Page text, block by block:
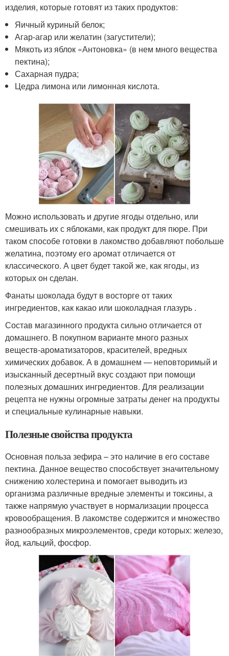
изделия, которые готовят из таких продуктов:
Яичный куриный белок;
Агар-агар или желатин (загустители);
Мякоть из яблок «Антоновка» (в нем много вещества
пектина);
Сахарная пудра;
Цедра лимона или лимонная кислота.
Можно использовать и другие ягоды отдельно, или
смешивать их с яблоками, как продукт для пюре. При
таком способе готовки в лакомство добавляют побольше
желатина, поэтому его аромат отличается от
классического. А цвет будет такой же, как ягоды, из
которых он сделан.
Фанаты шоколада будут в восторге от таких
ингредиентов, как какао или шоколадная глазурь .
Состав магазинного продукта сильно отличается от
домашнего. В покупном варианте много разных
веществ-ароматизаторов, красителей, вредных
химических добавок. А в домашнем — неповторимый и
изысканный десертный вкус создают при помощи
полезных домашних ингредиентов. Для реализации
рецепта не нужны огромные затраты денег на продукты
и специальные кулинарные навыки.
Полезные свойства продукта
Основная польза зефира – это наличие в его составе
пектина. Данное вещество способствует значительному
снижению холестерина и помогает выводить из
организма различные вредные элементы и токсины, а
также напрямую участвует в нормализации процесса
кровообращения. В лакомстве содержится и множество
разнообразных микроэлементов, среди которых: железо,
йод, кальций, фосфор.